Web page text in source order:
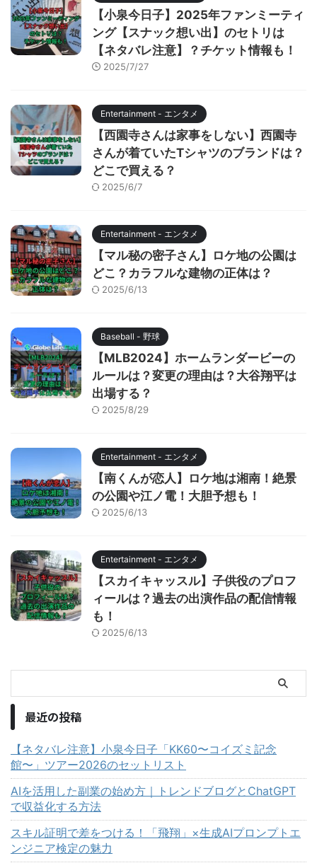
【小泉今日子】2025年ファンミーティ
ング【スナック想い出】のセトリは
【ネタバレ注意】？チケット情報も！
2025/7/27
Entertainment - エンタメ
【西園寺さんは家事をしない】西園寺
さんが着ていたTシャツのブランドは？
どこで買える？
2025/6/7
Entertainment - エンタメ
【マル秘の密子さん】ロケ地の公園は
どこ？カラフルな建物の正体は？
2025/6/13
Baseball - 野球
【MLB2024】ホームランダービーの
ルールは？変更の理由は？大谷翔平は
出場する？
2025/8/29
Entertainment - エンタメ
【南くんが恋人】ロケ地は湘南！絶景
の公園や江ノ電！大胆予想も！
2025/6/13
Entertainment - エンタメ
【スカイキャッスル】子供役のプロフ
ィールは？過去の出演作品の配信情報
も！
2025/6/13
最近の投稿
【ネタバレ注意】小泉今日子「KK60〜コイズミ記念
館〜」ツアー2026のセットリスト
AIを活用した副業の始め方｜トレンドブログとChatGPT
で収益化する方法
スキル証明で差をつける！「飛翔」×生成AIプロンプトエ
ンジニア検定の魅力